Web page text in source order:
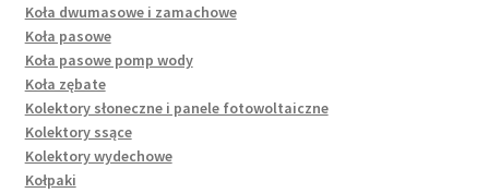
Koła dwumasowe i zamachowe
Koła pasowe
Koła pasowe pomp wody
Koła zębate
Kolektory słoneczne i panele fotowoltaiczne
Kolektory ssące
Kolektory wydechowe
Kołpaki